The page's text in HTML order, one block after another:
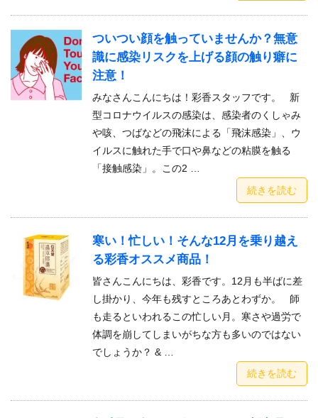
ついつい顔を触っていませんか？無意
識に感染リスクを上げる顔の触り癖に
注意！
みなさんこんにちは！彩香スタッフです。 新
型コロナウイルスの感染は、感染者のくしゃみ
や咳、つばなどの飛沫による「飛沫感染」、ウ
イルスに触れた手で口や鼻などの粘膜を触る
「接触感染」。この2 …
続きを読む
寒い！忙しい！そんな12月を乗り越え
る彩香オススメ商品！
皆さんこんにちは、彩香です。12月も半ばに差
し掛かり、今年も残すところあとわずか。 師
も走るといわれるこの忙しい月。寒さや過労で
体調を崩してしまいがちな方も多いのではない
でしょうか？ & …
続きを読む